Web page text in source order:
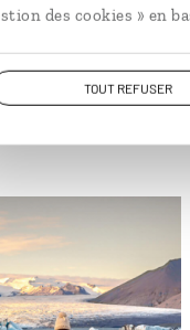
des cookies » en
TOUT REFUSER